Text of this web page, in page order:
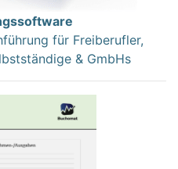
für Freiberufler,
& GmbHs